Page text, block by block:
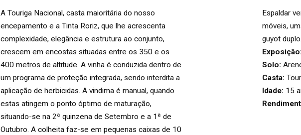
A Touriga Nacional, casta maioritária do nosso
encepamento e a Tinta Roriz, que lhe acrescenta
complexidade, elegância e estrutura ao conjunto,
crescem em encostas situadas entre os 350 e os
400 metros de altitude. A vinha é conduzida dentro de
um programa de proteção integrada, sendo interdita a
aplicação de herbicidas. A vindima é manual, quando
estas atingem o ponto óptimo de maturação,
situando-se na 2ª quinzena de Setembro e a 1ª de
Outubro. A colheita faz-se em pequenas caixas de 10
Espaldar
móveis,
guyot
Solo:
Casta:
Idade: 15